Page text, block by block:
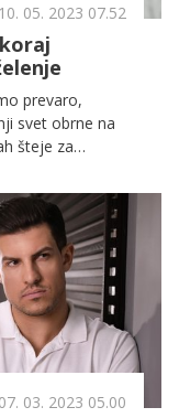
10. 05. 2023 07.52
prevaro,
svet obrne na
šteje za
histerično
07. 03. 2023 05.00